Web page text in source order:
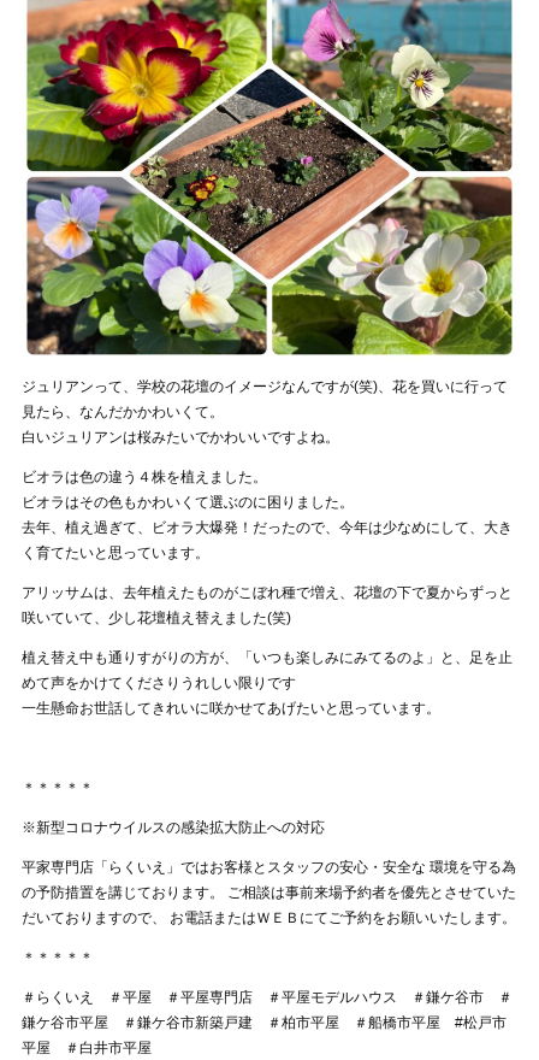
ジュリアンって、学校の花壇のイメージなんですが(笑)、花を買いに行って
見たら、なんだかかわいくて。
白いジュリアンは桜みたいでかわいいですよね。
ビオラは色の違う４株を植えました。
ビオラはその色もかわいくて選ぶのに困りました。
去年、植え過ぎて、ビオラ大爆発！だったので、今年は少なめにして、大き
く育てたいと思っています。
アリッサムは、去年植えたものがこぼれ種で増え、花壇の下で夏からずっと
咲いていて、少し花壇植え替えました(笑)
植え替え中も通りすがりの方が、「いつも楽しみにみてるのよ」と、足を止
めて声をかけてくださりうれしい限りです
一生懸命お世話してきれいに咲かせてあげたいと思っています。
＊＊＊＊＊
※新型コロナウイルスの感染拡大防止への対応
平家専門店「らくいえ」ではお客様とスタッフの安心・安全な 環境を守る為
の予防措置を講じております。 ご相談は事前来場予約者を優先とさせていた
だいておりますので、 お電話またはＷＥＢにてご予約をお願いいたします。
＊＊＊＊＊
＃らくいえ ＃平屋 ＃平屋専門店 ＃平屋モデルハウス ＃鎌ケ谷市 ＃
鎌ケ谷市平屋 ＃鎌ケ谷市新築戸建 ＃柏市平屋 ＃船橋市平屋 #松戸市
平屋 ＃白井市平屋